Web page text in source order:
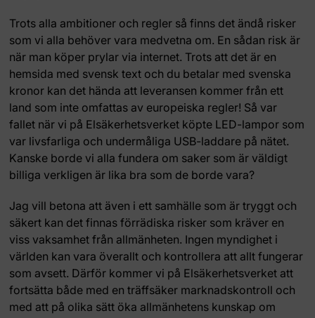
Trots alla ambitioner och regler så finns det ändå risker
som vi alla behöver vara medvetna om. En sådan risk är
när man köper prylar via internet. Trots att det är en
hemsida med svensk text och du betalar med svenska
kronor kan det hända att leveransen kommer från ett
land som inte omfattas av europeiska regler! Så var
fallet när vi på Elsäkerhetsverket köpte LED-lampor som
var livsfarliga och undermåliga USB-laddare på nätet.
Kanske borde vi alla fundera om saker som är väldigt
billiga verkligen är lika bra som de borde vara?
Jag vill betona att även i ett samhälle som är tryggt och
säkert kan det finnas förrädiska risker som kräver en
viss vaksamhet från allmänheten. Ingen myndighet i
världen kan vara överallt och kontrollera att allt fungerar
som avsett. Därför kommer vi på Elsäkerhetsverket att
fortsätta både med en träffsäker marknadskontroll och
med att på olika sätt öka allmänhetens kunskap om